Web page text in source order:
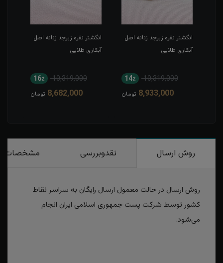
انگشتر نقره زبرجد زنانه اصل
آبکاری طلایی
10,319,000 14٪
8,933,000 تومان
انگشتر نقره زبرجد زنانه اصل
آبکاری طلایی
10,319,000 16٪
8,682,000 تومان
روش ارسال نقدوبررسی مشخصات
روش ارسال در حالت معمول ارسال رایگان به سراسر نقاط
کشور توسط شرکت پست جمهوری اسلامی ایران انجام
می‌شود.